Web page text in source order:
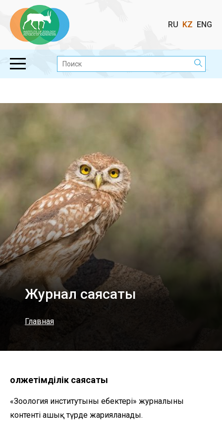
Выбор
RU KZ ENG
Поиск:
Журнал саясаты
Главная
олжетімділік саясаты
«Зоология институтының еңбектері» журналының
контенті ашық түрде жарияланады.